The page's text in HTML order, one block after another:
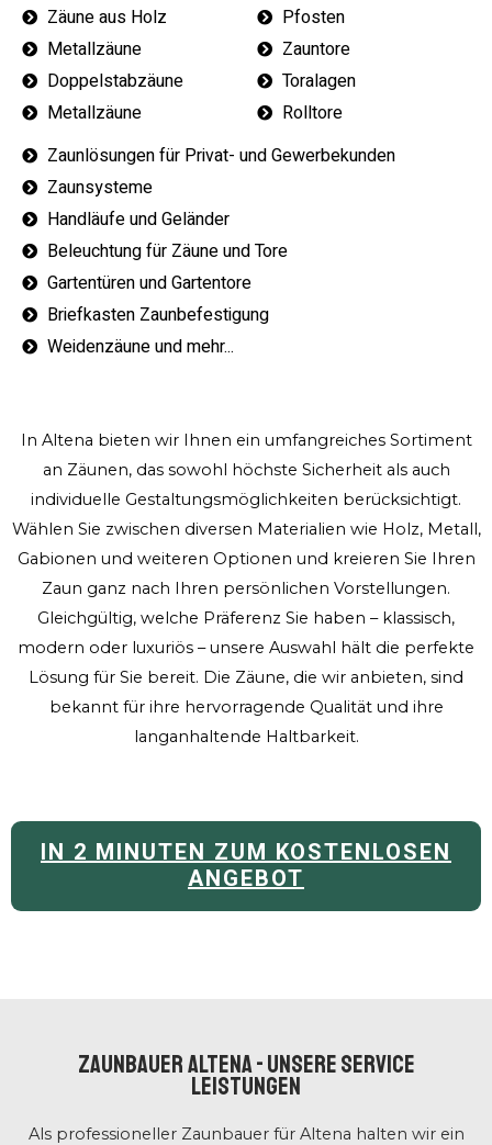
Zäune aus Holz
Metallzäune
Doppelstabzäune
Metallzäune
Pfosten
Zauntore
Toralagen
Rolltore
Zaunlösungen für Privat- und Gewerbekunden
Zaunsysteme
Handläufe und Geländer
Beleuchtung für Zäune und Tore
Gartentüren und Gartentore
Briefkasten Zaunbefestigung
Weidenzäune und mehr...
In Altena bieten wir Ihnen ein umfangreiches Sortiment
an Zäunen, das sowohl höchste Sicherheit als auch
individuelle Gestaltungsmöglichkeiten berücksichtigt.
Wählen Sie zwischen diversen Materialien wie Holz, Metall,
Gabionen und weiteren Optionen und kreieren Sie Ihren
Zaun ganz nach Ihren persönlichen Vorstellungen.
Gleichgültig, welche Präferenz Sie haben – klassisch,
modern oder luxuriös – unsere Auswahl hält die perfekte
Lösung für Sie bereit. Die Zäune, die wir anbieten, sind
bekannt für ihre hervorragende Qualität und ihre
langanhaltende Haltbarkeit.
IN 2 MINUTEN ZUM KOSTENLOSEN
ANGEBOT
ZAUNBAUER Altena - UNSERE SERVICE
LEISTUNGEN
Als professioneller Zaunbauer für Altena halten wir ein